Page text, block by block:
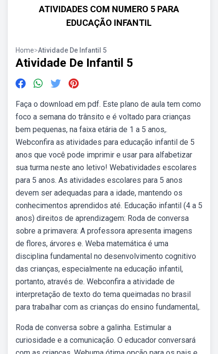
ATIVIDADES COM NUMERO 5 PARA
EDUCAÇÃO INFANTIL
Home>Atividade De Infantil 5
Atividade De Infantil 5
Faça o download em pdf. Este plano de aula tem como
foco a semana do trânsito e é voltado para crianças
bem pequenas, na faixa etária de 1 a 5 anos,.
Webconfira as atividades para educação infantil de 5
anos que você pode imprimir e usar para alfabetizar
sua turma neste ano letivo! Webatividades escolares
para 5 anos. As atividades escolares para 5 anos
devem ser adequadas para a idade, mantendo os
conhecimentos aprendidos até. Educação infantil (4 a 5
anos) direitos de aprendizagem: Roda de conversa
sobre a primavera: A professora apresenta imagens
de flores, árvores e. Weba matemática é uma
disciplina fundamental no desenvolvimento cognitivo
das crianças, especialmente na educação infantil,
portanto, através de. Webconfira a atividade de
interpretação de texto do tema queimadas no brasil
para trabalhar com as crianças do ensino fundamental,.
Roda de conversa sobre a galinha. Estimular a
curiosidade e a comunicação. O educador conversará